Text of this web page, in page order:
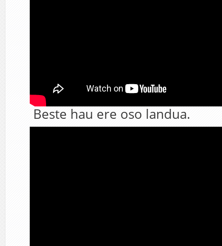
Beste hau ere oso landua.